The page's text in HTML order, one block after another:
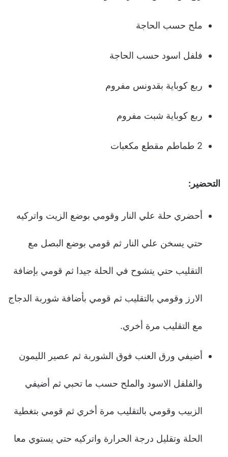
ملح حسب الحاجة
فلفل اسود حسب الحاجة
ربع كوباية بقدونس مفروم
ربع كوباية شبت مفروم
2 طماطم مقطع مكعبات
التحضير:
أحضري حلة علي النار وقومي بوضع الزيت واتركيه
حتي يسخن علي النار ثم قومي بوضع البصل مع
التقليب حتي يتشوح في الحلة جيدا ثم قومي بإضافة
الارز وقومي بالتقليب ثم قومي بأضافة شوربة الدجاج
مع التقليب مرة أخري.
أضيفي ورق العنب فوق الشوربة ثم عصير الليمون
والفلفل الاسود والملح حسب ما تحبي ثم أضيفي
الزبيب وقومي بالتقليب مرة أخري ثم قومي بتغطية
الحلة وتقليل درجة الحرارة واتركيه حتي يستوي معا